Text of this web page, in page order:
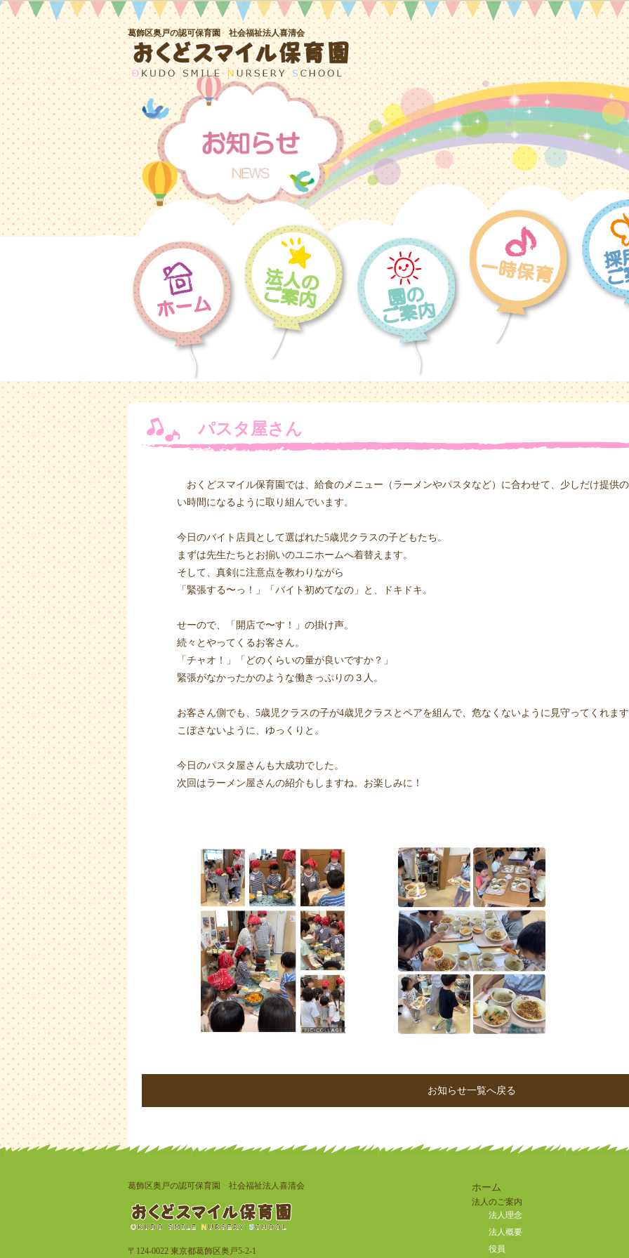
葛飾区奥戸の認可保育園 社会福祉法人喜清会
パスタ屋さん
おくどスマイル保育園では、給食のメニュー（ラーメンやパスタなど）に合わせて、少しだけ提供
い時間になるように取り組んでいます。
今日のバイト店員として選ばれた5歳児クラスの子どもたち。
まずは先生たちとお揃いのユニホームへ着替えます。
そして、真剣に注意点を教わりながら
「緊張する〜っ！」「バイト初めてなの」と、ドキドキ。
せーので、「開店で〜す！」の掛け声。
続々とやってくるお客さん。
「チャオ！」「どのくらいの量が良いですか？」
緊張がなかったかのような働きっぷりの３人。
お客さん側でも、5歳児クラスの子が4歳児クラスとペアを組んで、危なくないように見守ってくれま
こぼさないように、ゆっくりと。
今日のパスタ屋さんも大成功でした。
次回はラーメン屋さんの紹介もしますね。お楽しみに！
お知らせ一覧へ戻る
葛飾区奥戸の認可保育園 社会福祉法人喜清会
〒124-0022 東京都葛飾区奥戸5-2-1
ホーム
法人のご案内
法人理念
法人概要
役員